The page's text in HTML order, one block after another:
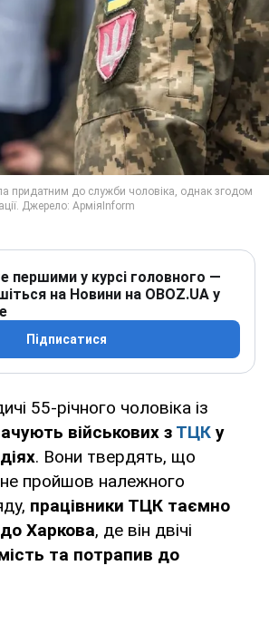
першими у курсі головного —
на Новини на OBOZ.UA у
Підписатися
55-річного чоловіка із
військових з ТЦК у
. Вони твердять, що
пройшов належного
працівники ТЦК таємно
Харкова, де він двічі
та потрапив до